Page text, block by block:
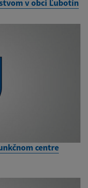
v obci Ľubotín
centre